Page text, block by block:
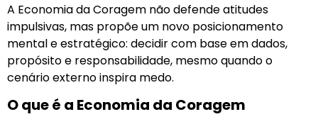
A Economia da Coragem não defende atitudes
impulsivas, mas propõe um novo posicionamento
mental e estratégico: decidir com base em dados,
propósito e responsabilidade, mesmo quando o
cenário externo inspira medo.
O que é a Economia da Coragem